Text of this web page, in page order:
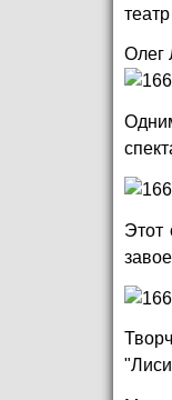
Олег
Этот